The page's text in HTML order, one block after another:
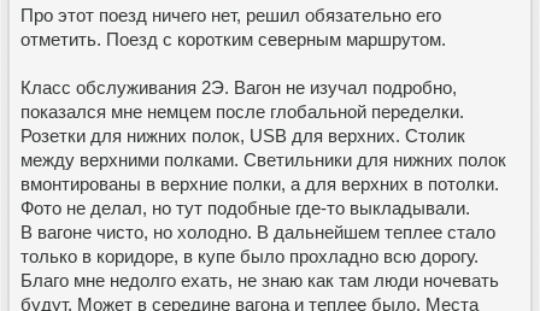
Про этот поезд ничего нет, решил обязательно его
отметить. Поезд с коротким северным маршрутом.
Класс обслуживания 2Э. Вагон не изучал подробно,
показался мне немцем после глобальной переделки.
Розетки для нижних полок, USB для верхних. Столик
между верхними полками. Светильники для нижних полок
вмонтированы в верхние полки, а для верхних в потолки.
Фото не делал, но тут подобные где-то выкладывали.
В вагоне чисто, но холодно. В дальнейшем теплее стало
только в коридоре, в купе было прохладно всю дорогу.
Благо мне недолго ехать, не знаю как там люди ночевать
будут. Может в середине вагона и теплее было. Места